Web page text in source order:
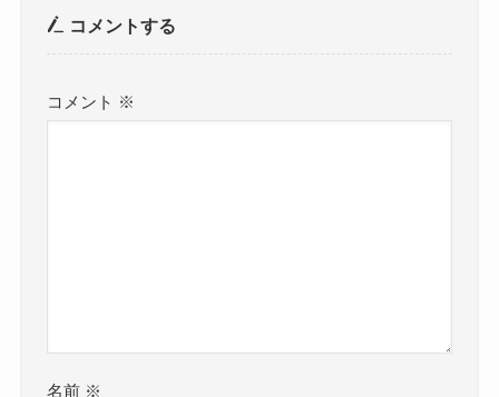
コメントする
コメント ※
名前 ※